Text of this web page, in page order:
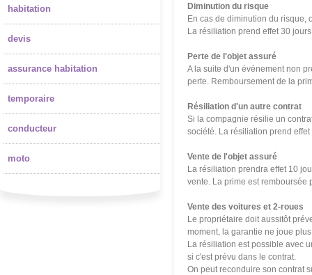
Diminution du risque
En cas de diminution du risque,
La résiliation prend effet 30
Perte de l'objet assuré
A la suite d'un événement non
perte. Remboursement de la
Résiliation d'un autre contrat
Si la compagnie résilie un
société . La résiliation prend
Vente de l'objet assuré
La résiliation prendra effet 10
vente. La prime est remboursée
Vente des voitures et 2-roues
Le propriétaire doit aussitôt
moment, la garantie ne joue
La résiliation est possible avec
si c'est prévu dans le contrat.
On peut reconduire son contrat
habitation
devis
assurance habitation
temporaire
conducteur
moto